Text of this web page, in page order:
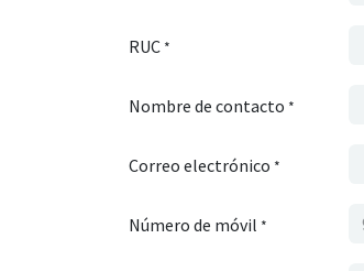
RUC *
Nombre de contacto *
Correo electrónico *
Número de móvil *